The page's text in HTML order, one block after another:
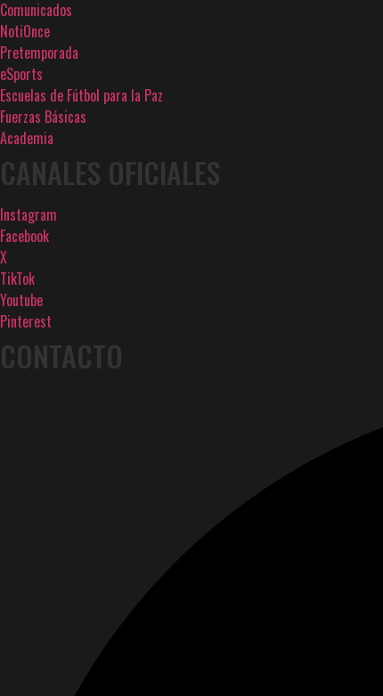
Comunicados
NotiOnce
Pretemporada
eSports
Escuelas de Fútbol para la Paz
Fuerzas Básicas
Academia
CANALES OFICIALES
Instagram
Facebook
X
TikTok
Youtube
Pinterest
CONTACTO